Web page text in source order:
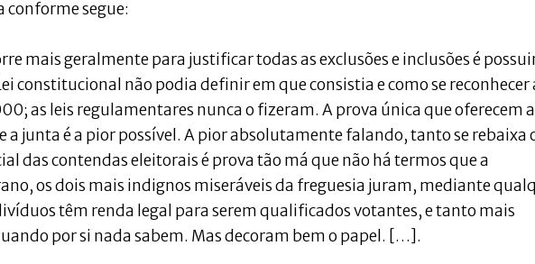
segue:
mais geralmente para justificar todas as exclusões e inclusões é
constitucional não podia definir em que consistia e como se reconhecer
as leis regulamentares nunca o fizeram. A prova única que oferecem
junta é a pior possível. A pior absolutamente falando, tanto se rebaixa
das contendas eleitorais é prova tão má que não há termos que a
os dois mais indignos miseráveis da freguesia juram, mediante
têm renda legal para serem qualificados votantes, e tanto mais
por si nada sabem. Mas decoram bem o papel. […].